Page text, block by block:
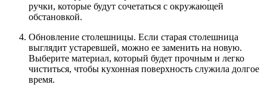
ручки, которые будут сочетаться с окружающей
обстановкой.
Обновление столешницы. Если старая столешница
выглядит устаревшей, можно ее заменить на новую.
Выберите материал, который будет прочным и легко
чиститься, чтобы кухонная поверхность служила долгое
время.